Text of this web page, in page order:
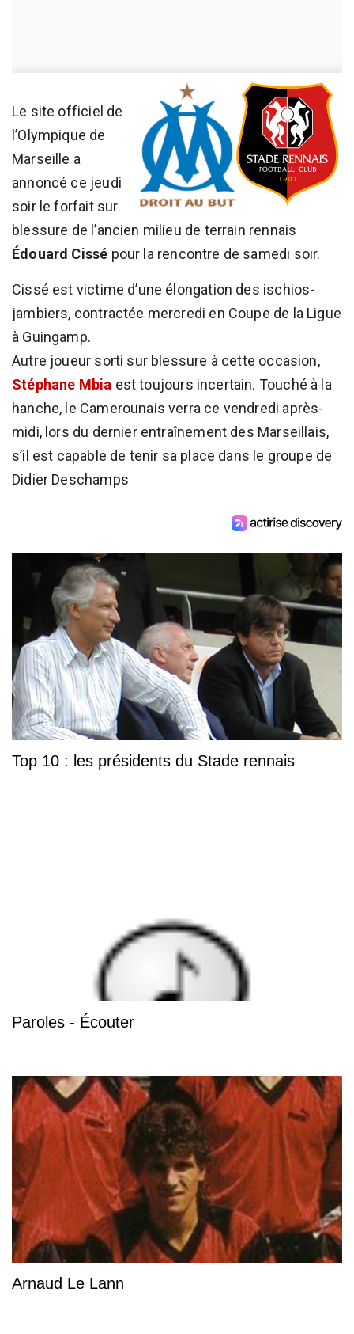
Le site officiel de
l’Olympique de
Marseille a
annoncé ce jeudi
soir le forfait sur
blessure de l’ancien milieu de terrain rennais
Édouard Cissé pour la rencontre de samedi soir.
Cissé est victime d’une élongation des ischios-
jambiers, contractée mercredi en Coupe de la Ligue
à Guingamp.
Autre joueur sorti sur blessure à cette occasion,
Stéphane Mbia est toujours incertain. Touché à la
hanche, le Camerounais verra ce vendredi après-
midi, lors du dernier entraînement des Marseillais,
s’il est capable de tenir sa place dans le groupe de
Didier Deschamps
Top 10 : les présidents du Stade rennais
Paroles - Écouter
Arnaud Le Lann